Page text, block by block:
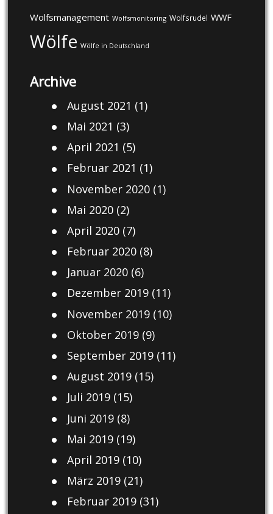
Wolfsmanagement Wolfsmonitoring Wolfsrudel WWF
Wölfe Wölfe in Deutschland
Archive
August 2021 (1)
Mai 2021 (3)
April 2021 (5)
Februar 2021 (1)
November 2020(1)
Mai 2020(2)
April 2020(7)
Februar 2020(8)
Januar 2020(6)
Dezember 2019(11)
November 2019(10)
Oktober 2019(9)
September 2019(11)
August 2019(15)
Juli 2019(15)
Juni 2019(8)
Mai 2019(19)
April 2019(10)
März 2019(21)
Februar 2019(31)